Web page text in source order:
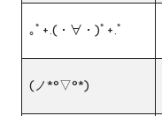
｡ﾟ+.(・∀・)ﾟ+.ﾟ
(ノ*°▽°*)